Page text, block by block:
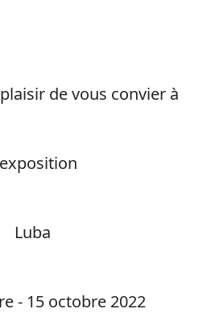
de vous convier à
Luba
- 15 octobre 2022